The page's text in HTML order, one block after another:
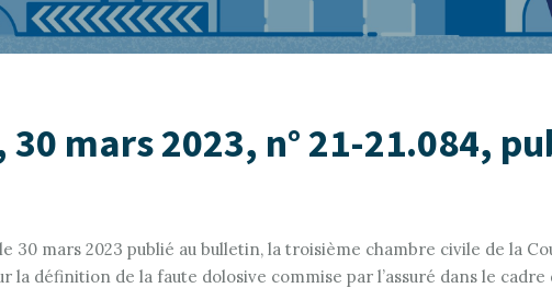
30 mars 2023, n° 21-21.084,
30 mars 2023 publié au bulletin, la troisième chambre civile de la
la définition de la faute dolosive commise par l’assuré dans le cadre